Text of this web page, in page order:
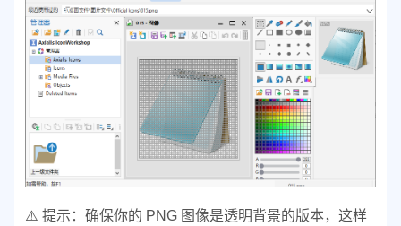
⚠️ 提示：确保你的 PNG 图像是透明背景的版本，这样